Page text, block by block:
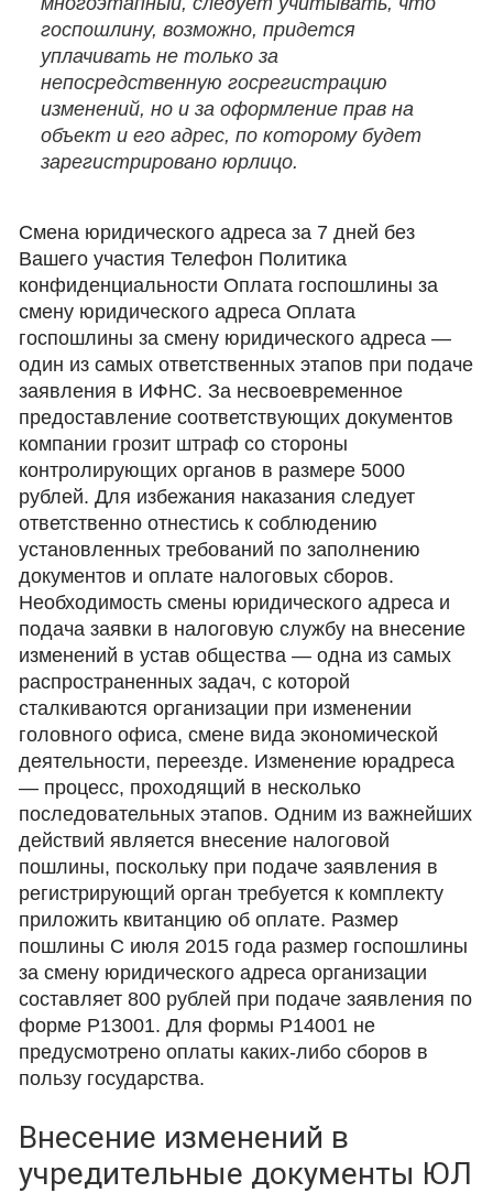
госпошлину, возможно, придется
уплачивать не только за
непосредственную госрегистрацию
изменений, но и за оформление прав на
объект и его адрес, по которому будет
зарегистрировано юрлицо.
Смена юридического адреса за 7 дней без
Вашего участия Телефон Политика
конфиденциальности Оплата госпошлины за
смену юридического адреса Оплата
госпошлины за смену юридического адреса —
один из самых ответственных этапов при подаче
заявления в ИФНС. За несвоевременное
предоставление соответствующих документов
компании грозит штраф со стороны
контролирующих органов в размере 5000
рублей. Для избежания наказания следует
ответственно отнестись к соблюдению
установленных требований по заполнению
документов и оплате налоговых сборов.
Необходимость смены юридического адреса и
подача заявки в налоговую службу на внесение
изменений в устав общества — одна из самых
распространенных задач, с которой
сталкиваются организации при изменении
головного офиса, смене вида экономической
деятельности, переезде. Изменение юрадреса
— процесс, проходящий в несколько
последовательных этапов. Одним из важнейших
действий является внесение налоговой
пошлины, поскольку при подаче заявления в
регистрирующий орган требуется к комплекту
приложить квитанцию об оплате. Размер
пошлины С июля 2015 года размер госпошлины
за смену юридического адреса организации
составляет 800 рублей при подаче заявления по
форме Р13001. Для формы Р14001 не
предусмотрено оплаты каких-либо сборов в
пользу государства.
Внесение изменений в
учредительные документы ЮЛ